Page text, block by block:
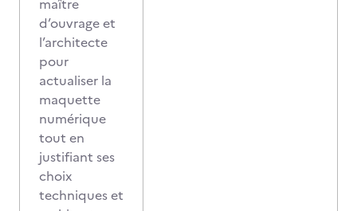
maître
d’ouvrage et
l’architecte
pour
actualiser la
maquette
numérique
tout en
justifiant ses
choix
techniques et